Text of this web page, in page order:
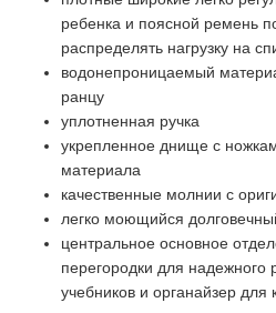
ребенка и поясной ремень
распределять нагрузку на
водонепроницаемый
ранцу
уплотненная ручка
укрепленное днище с
материала
качественные молнии с
легко моющийся
центральное основное
перегородки для надежного
учебников и органайзер для